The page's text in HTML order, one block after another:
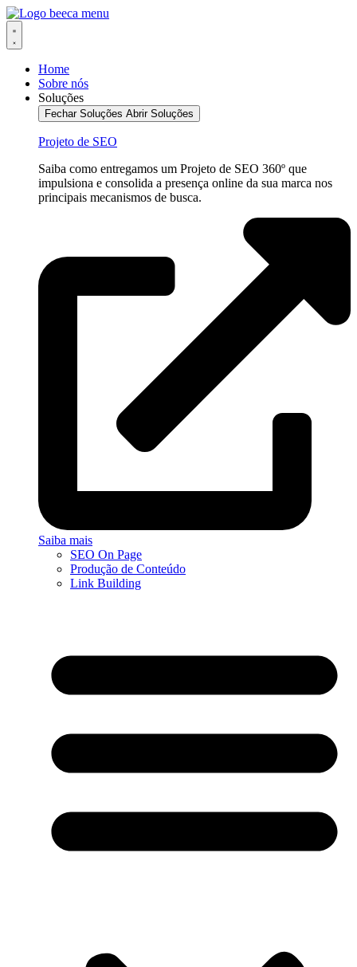
Ir
para
Home
Sobre nós
Soluções
Fechar Soluções Abrir Soluções
Projeto de SEO
Saiba como entregamos um Projeto de SEO 360º que
impulsiona e consolida a presença online da sua marca nos
principais mecanismos de busca.
Saiba mais
SEO On Page
Produção de Conteúdo
Link Building